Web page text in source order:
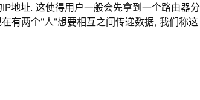
地址. 这使得用户一般会先拿到一个路由器分
有两个"人"想要相互之间传递数据, 我们称这